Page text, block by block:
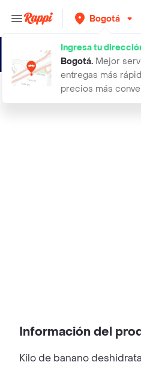
Bogotá
Ingresa tu
Bogotá. Mejor
entregas más
precios más
1000g de banano
Información del
Kilo de banano